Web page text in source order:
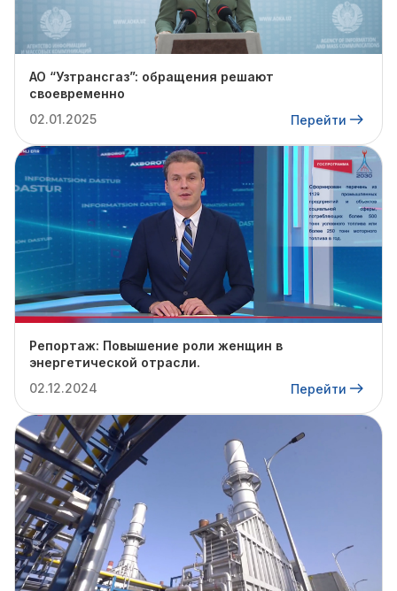
АО “Узтрансгаз”: обращения решают
своевременно
02.01.2025
Перейти
Репортаж: Повышение роли женщин в
энергетической отрасли.
02.12.2024
Перейти